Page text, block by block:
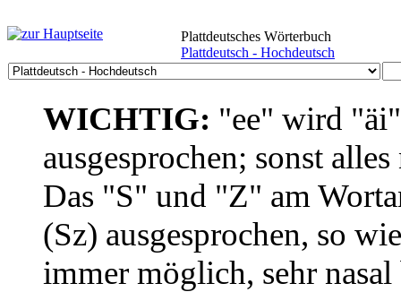
Plattdeutsches Wörterbuch
Plattdeutsch - Hochdeutsch
WICHTIG: "ee" wird
ausgesprochen; sonst
Das "S" und "Z" am
(Sz) ausgesprochen, so
immer möglich, sehr